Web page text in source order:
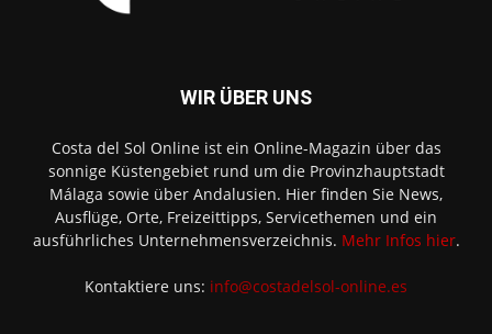
WIR ÜBER UNS
Costa del Sol Online ist ein Online-Magazin über das
sonnige Küstengebiet rund um die Provinzhauptstadt
Málaga sowie über Andalusien. Hier finden Sie News,
Ausflüge, Orte, Freizeittipps, Servicethemen und ein
ausführliches Unternehmensverzeichnis. Mehr Infos hier.
Kontaktiere uns: info@costadelsol-online.es